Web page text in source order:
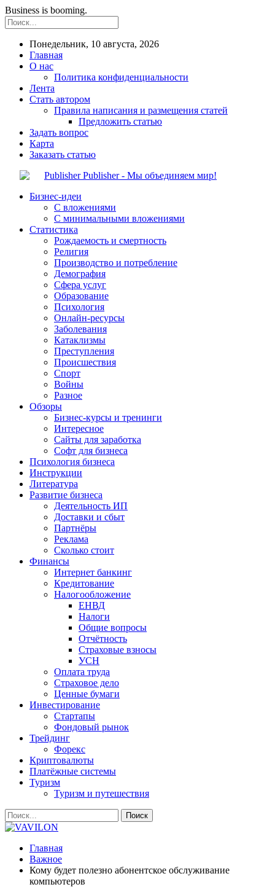
Business is booming.
Понедельник, 10 августа, 2026
Главная
О нас
Политика конфиденциальности
Лента
Стать автором
Правила написания и размещения статей
Предложить статью
Задать вопрос
Карта
Заказать статью
Publisher - Мы объединяем мир!
Бизнес-идеи
С вложениями
С минимальными вложениями
Статистика
Рождаемость и смертность
Религия
Производство и потребление
Демография
Сфера услуг
Образование
Психология
Онлайн-ресурсы
Заболевания
Катаклизмы
Преступления
Происшествия
Спорт
Войны
Разное
Обзоры
Бизнес-курсы и тренинги
Интересное
Сайты для заработка
Софт для бизнеса
Психология бизнеса
Инструкции
Литература
Развитие бизнеса
Деятельность ИП
Доставки и сбыт
Партнёры
Реклама
Сколько стоит
Финансы
Интернет банкинг
Кредитование
Налогообложение
ЕНВД
Налоги
Общие вопросы
Отчётность
Страховые взносы
УСН
Оплата труда
Страховое дело
Ценные бумаги
Инвестирование
Стартапы
Фондовый рынок
Трейдинг
Форекс
Криптовалюты
Платёжные системы
Туризм
Туризм и путешествия
Главная
Важное
Кому будет полезно абонентское обслуживание
компьютеров